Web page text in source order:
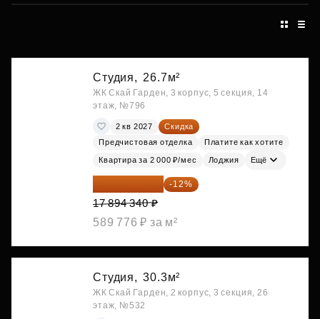
Студия, 26.7м²
ЖК Скай Гарден, 3 корпус, 5 секция, 14
этаж, №796
2 кв 2027
Скидка
Предчистовая отделка
Платите как хотите
Квартира за 2 000 ₽/мес Лоджия Ещё
15 747 019 ₽ -12%
17 894 340 ₽
589 776 ₽ за м²
Студия, 30.3м²
ЖК Скай Гарден, 2 корпус, 3 секция, 26
этаж, №532